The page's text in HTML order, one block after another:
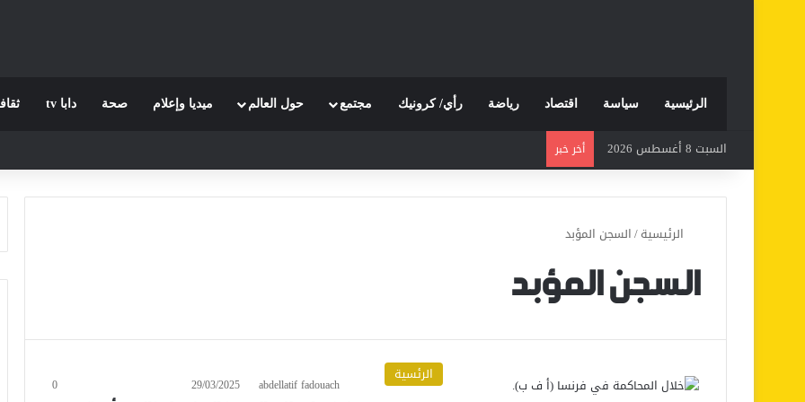
الرئيسية سياسة اقتصاد رياضة رأي/ كرونيك مجتمع حول العالم ميديا وإعلام صحة دابا tv
السبت 8 أغسطس 2026 أخر خبر
الرئيسية/السجن المؤبد
السجن المؤبد
الرئسية abdellatif fadouach
29/03/2025
0